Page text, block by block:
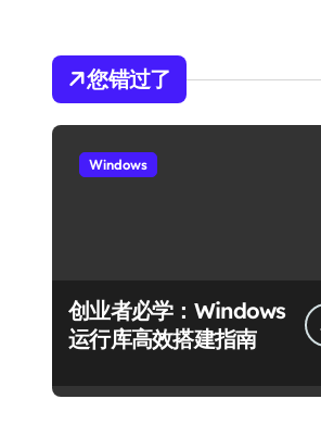
您错过了
Windows
创业者必学：Windows
运行库高效搭建指南